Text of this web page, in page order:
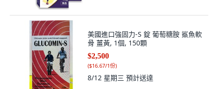
美國進口強固力-S 錠 葡萄糖胺 鯊魚軟
骨 薑黃, 1個, 150顆
$2,500
($16.67/1份)
8/12 星期三 預計送達